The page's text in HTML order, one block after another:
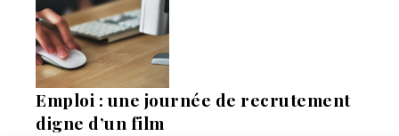
Emploi : une journée de recrutement
digne d’un film